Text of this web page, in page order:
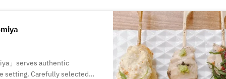
」serves authentic
setting. Carefully selected